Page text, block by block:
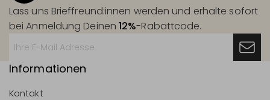
Lass uns Brieffreund:innen werden und erhalte sofort
bei Anmeldung Deinen12%-Rabattcode.
Informationen
Kontakt